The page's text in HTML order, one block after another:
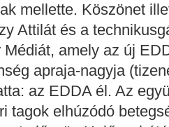
mellette. Köszönet
Attilát és a
Médiát, amely az új
apraja-nagyja
az EDDA él. Az
tagok elhúzódó